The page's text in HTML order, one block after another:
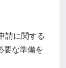
請に関する
要な準備を